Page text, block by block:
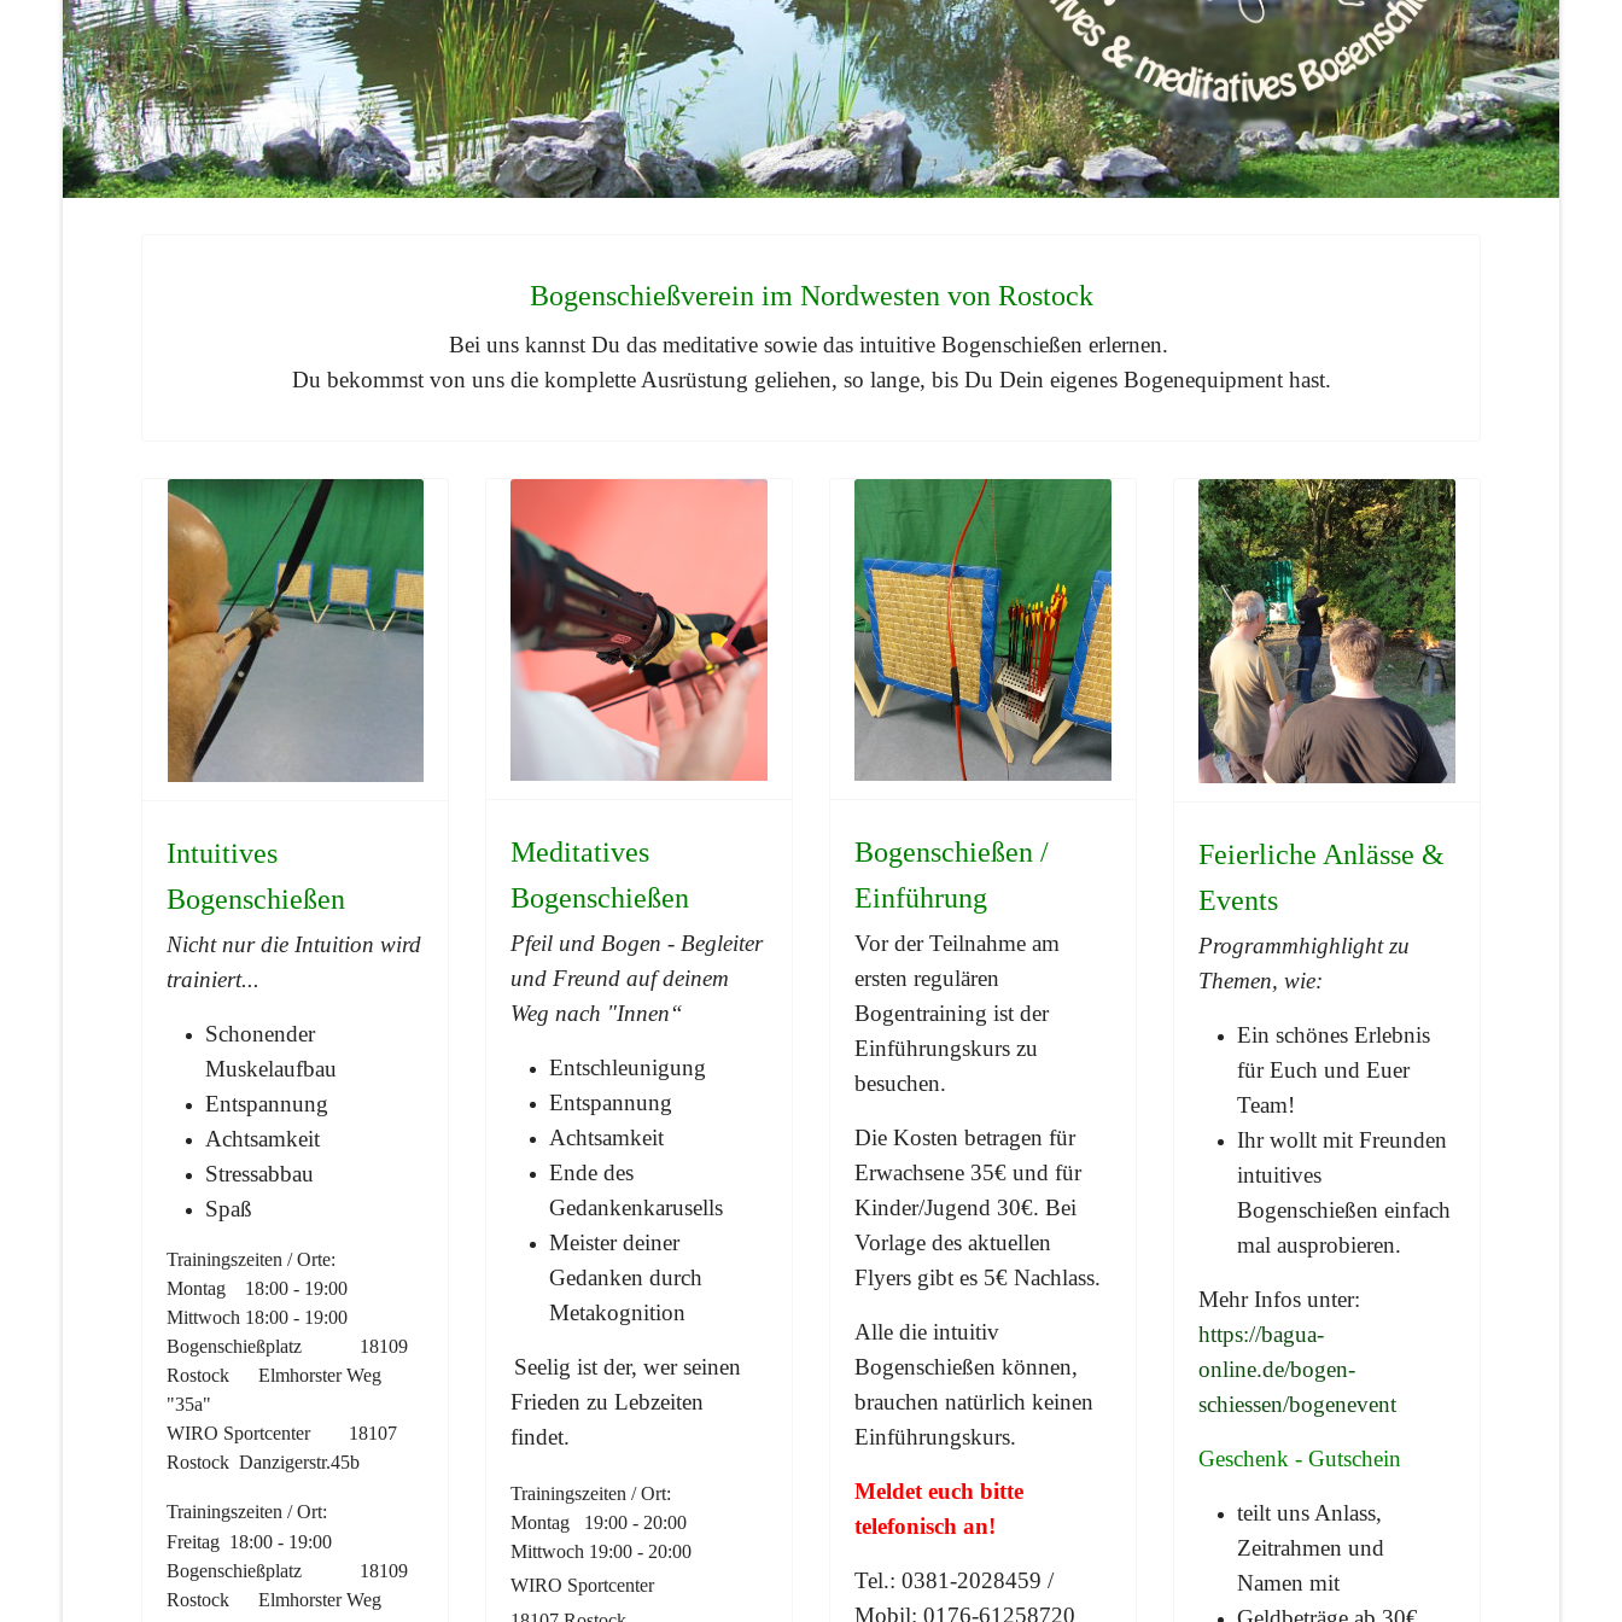
Bogenschießverein im Nordwesten von Rostock
Bei uns kannst Du das meditative sowie das intuitive Bogenschießen erlernen.
Du bekommst von uns die komplette Ausrüstung geliehen, so lange, bis Du Dein eigenes Bogenequipment hast.
Intuitives
Bogenschießen
Nicht nur die Intuition wird
trainiert...
Schonender
Muskelaufbau
Entspannung
Achtsamkeit
Stressabbau
Spaß
Trainingszeiten / Orte:
Montag 18:00 - 19:00
Mittwoch 18:00 - 19:00
Bogenschießplatz 18109
Rostock Elmhorster Weg
"35a"
WIRO Sportcenter 18107
Rostock Danzigerstr.45b
Trainingszeiten / Ort:
Freitag 18:00 - 19:00
Bogenschießplatz 18109
Rostock Elmhorster Weg
Meditatives
Bogenschießen
Pfeil und Bogen - Begleiter
und Freund auf deinem
Weg nach "Innen“
Entschleunigung
Entspannung
Achtsamkeit
Ende des
Gedankenkarusells
Meister deiner
Gedanken durch
Metakognition
Seelig ist der, wer seinen
Frieden zu Lebzeiten
findet.
Trainingszeiten / Ort:
Montag 19:00 - 20:00
Mittwoch 19:00 - 20:00
WIRO Sportcenter
Bogenschießen /
Einführung
Vor der Teilnahme am
ersten regulären
Bogentraining ist der
Einführungskurs zu
besuchen.
Die Kosten betragen für
Erwachsene 35€ und für
Kinder/Jugend 30€. Bei
Vorlage des aktuellen
Flyers gibt es 5€ Nachlass.
Alle die intuitiv
Bogenschießen können,
brauchen natürlich keinen
Einführungskurs.
Meldet euch bitte
telefonisch an!
Tel.: 0381-2028459 /
Mobil: 0176-61258720
Feierliche Anlässe &
Events
Programmhighlight zu
Themen, wie:
Ein schönes Erlebnis
für Euch und Euer
Team!
Ihr wollt mit Freunden
intuitives
Bogenschießen einfach
mal ausprobieren.
Mehr Infos unter:
https://bagua-
online.de/bogen-
schiessen/bogenevent
Geschenk - Gutschein
teilt uns Anlass,
Zeitrahmen und
Namen mit